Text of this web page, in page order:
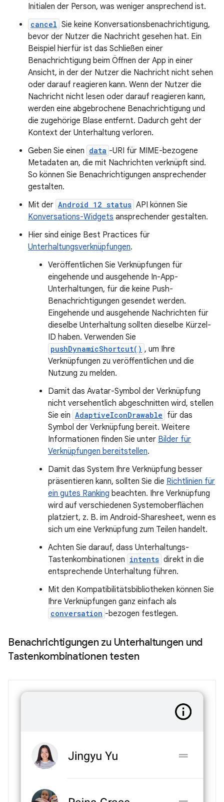
Initialen der Person, was weniger ansprechend ist.
cancel Sie keine Konversationsbenachrichtigung,
bevor der Nutzer die Nachricht gesehen hat. Ein
Beispiel hierfür ist das Schließen einer
Benachrichtigung beim Öffnen der App in einer
Ansicht, in der der Nutzer die Nachricht nicht sehen
oder darauf reagieren kann. Wenn der Nutzer die
Nachricht nicht lesen oder darauf reagieren kann,
werden eine abgebrochene Benachrichtigung und
die zugehörige Blase entfernt. Dadurch geht der
Kontext der Unterhaltung verloren.
Geben Sie einen data -URI für MIME-bezogene
Metadaten an, die mit Nachrichten verknüpft sind.
So können Sie Benachrichtigungen ansprechender
gestalten.
Mit der Android 12 status API können Sie
Konversations-Widgets ansprechender gestalten.
Hier sind einige Best Practices für
Unterhaltungsverknüpfungen.
Veröffentlichen Sie Verknüpfungen für
eingehende und ausgehende In-App-
Unterhaltungen, für die keine Push-
Benachrichtigungen gesendet werden.
Eingehende und ausgehende Nachrichten für
dieselbe Unterhaltung sollten dieselbe Kürzel-
ID haben. Verwenden Sie
pushDynamicShortcut() , um Ihre
Verknüpfungen zu veröffentlichen und die
Nutzung zu melden.
Damit das Avatar-Symbol der Verknüpfung
nicht versehentlich abgeschnitten wird, stellen
Sie ein AdaptiveIconDrawable für das
Symbol der Verknüpfung bereit. Weitere
Informationen finden Sie unter Bilder für
Verknüpfungen bereitstellen.
Damit das System Ihre Verknüpfung besser
präsentieren kann, sollten Sie die Richtlinien für
ein gutes Ranking beachten. Ihre Verknüpfung
wird auf verschiedenen Systemoberflächen
platziert, z. B. im Android-Sharesheet, wenn es
sich um eine Verknüpfung zum Teilen handelt.
Achten Sie darauf, dass Unterhaltungs-
Tastenkombinationen intents direkt in die
entsprechende Unterhaltung führen.
Mit den Kompatibilitätsbibliotheken können Sie
Ihre Verknüpfungen ganz einfach als
conversation -bezogen festlegen.
Benachrichtigungen zu Unterhaltungen und
Tastenkombinationen testen